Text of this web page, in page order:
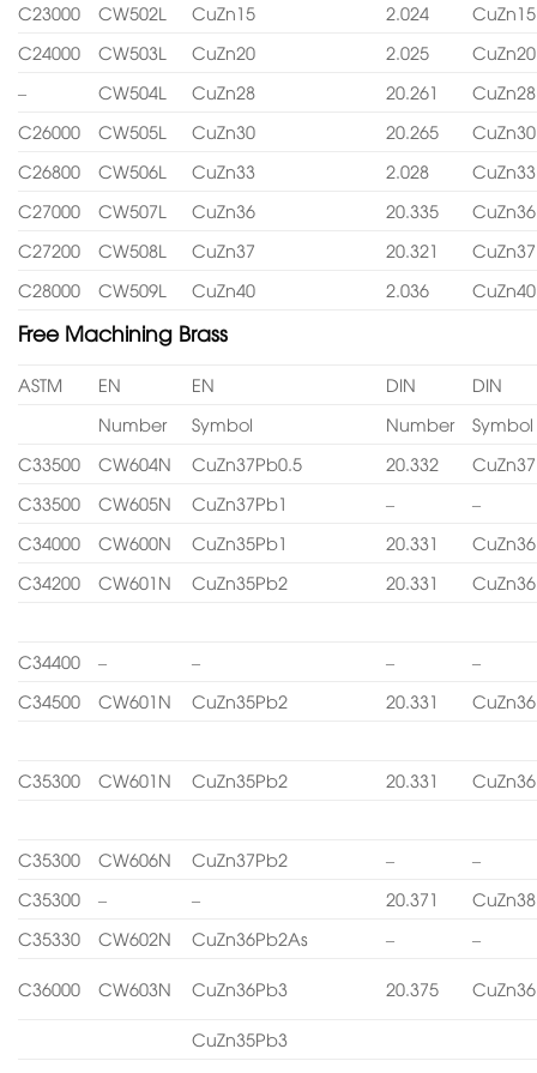
C23000
CW502L CuZn15 2.024
CuZn15
C24000
CW503L CuZn20 2.025
CuZn20
–
CW504L CuZn28 20.261
CuZn28
C26000
CW505L CuZn30 20.265
CuZn30
C26800
CW506L CuZn33 2.028
CuZn33
C27000
CW507L CuZn36 20.335
CuZn36
C27200
CW508L CuZn37 20.321
CuZn37
C28000
CW509L CuZn40 2.036 CuZn40
Free Machining Brass
ASTM EN EN DIN
DIN
Number
Symbol Number
Symbol
C33500
CW604N CuZn37Pb0.5 20.332
C33500
CW605N CuZn37Pb1 –
–
C34000
CW600N CuZn35Pb1 20.331
C34200
CW601N CuZn35Pb2 20.331
C34400 – – –
–
C34500
CW601N CuZn35Pb2 20.331
C35300 CW601N CuZn35Pb2 20.331
C35300 CW606N CuZn37Pb2 –
–
C35300
– – 20.371
C35330
CW602N CuZn36Pb2As – –
C36000 CW603N CuZn36Pb3 20.375
CuZn35Pb3